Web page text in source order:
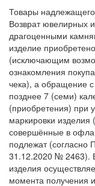
Товары надлежащего
Возврат ювелирных
драгоценными
изделие
(исключающим
ознакомления
чека), а обращение
позднее 7 (семи)
(приобретения) при
маркировки
совершённые в
подлежат (согласно
31.12.2020 № 2463).
изделия
момента получения